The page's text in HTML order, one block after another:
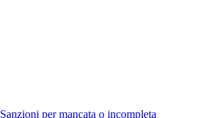
Sanzioni per mancata o incompleta